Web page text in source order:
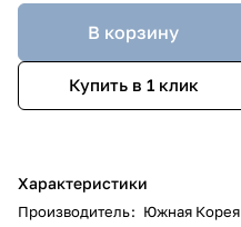
В корзину
Купить в 1 клик
Характеристики
Производитель: Южная Корея